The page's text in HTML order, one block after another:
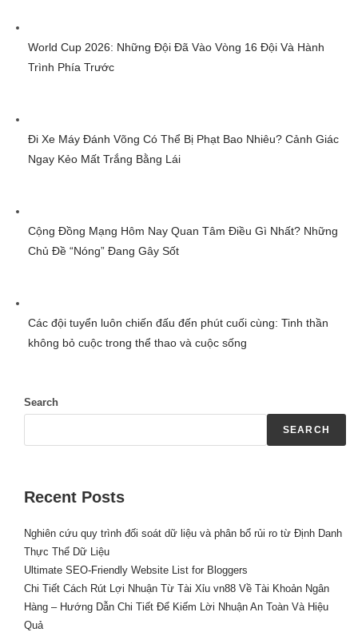
World Cup 2026: Những Đội Đã Vào Vòng 16 Đội Và Hành
Trình Phía Trước
Đi Xe Máy Đánh Võng Có Thể Bị Phạt Bao Nhiêu? Cảnh Giác
Ngay Kẻo Mất Trắng Bằng Lái
Cộng Đồng Mạng Hôm Nay Quan Tâm Điều Gì Nhất? Những
Chủ Đề “Nóng” Đang Gây Sốt
Các đội tuyển luôn chiến đấu đến phút cuối cùng: Tinh thần
không bỏ cuộc trong thể thao và cuộc sống
Search
SEARCH
Recent Posts
Nghiên cứu quy trình đối soát dữ liệu và phân bổ rủi ro từ Định Danh
Thực Thể Dữ Liệu
Ultimate SEO-Friendly Website List for Bloggers
Chi Tiết Cách Rút Lợi Nhuận Từ Tài Xỉu vn88 Về Tài Khoản Ngân
Hàng – Hướng Dẫn Chi Tiết Để Kiếm Lời Nhuận An Toàn Và Hiệu
Quả